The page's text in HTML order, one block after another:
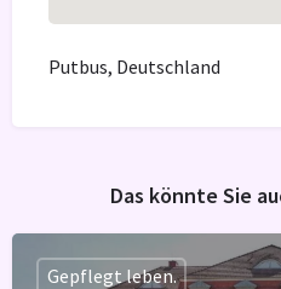
Putbus, Deutschland
Das könnte Sie
Gepflegt leben.